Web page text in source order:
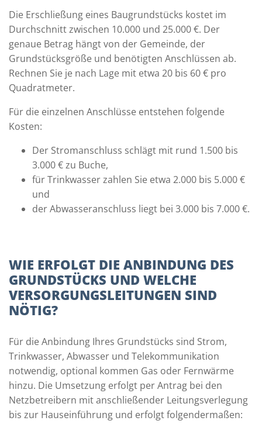
Die Erschließung eines Baugrundstücks kostet im
Durchschnitt zwischen 10.000 und 25.000 €. Der
genaue Betrag hängt von der Gemeinde, der
Grundstücksgröße und benötigten Anschlüssen ab.
Rechnen Sie je nach Lage mit etwa 20 bis 60 € pro
Quadratmeter.
Für die einzelnen Anschlüsse entstehen folgende
Kosten:
Der Stromanschluss schlägt mit rund 1.500 bis
3.000 € zu Buche,
für Trinkwasser zahlen Sie etwa 2.000 bis 5.000 €
und
der Abwasseranschluss liegt bei 3.000 bis 7.000 €.
WIE ERFOLGT DIE ANBINDUNG DES
GRUNDSTÜCKS UND WELCHE
VERSORGUNGSLEITUNGEN SIND
NÖTIG?
Für die Anbindung Ihres Grundstücks sind Strom,
Trinkwasser, Abwasser und Telekommunikation
notwendig, optional kommen Gas oder Fernwärme
hinzu. Die Umsetzung erfolgt per Antrag bei den
Netzbetreibern mit anschließender Leitungsverlegung
bis zur Hauseinführung und erfolgt folgendermaßen: